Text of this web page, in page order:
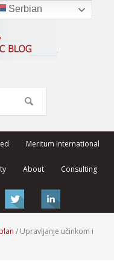
Meritum International
About Consulting
plan / Upravljanje učinkom i
Serbian